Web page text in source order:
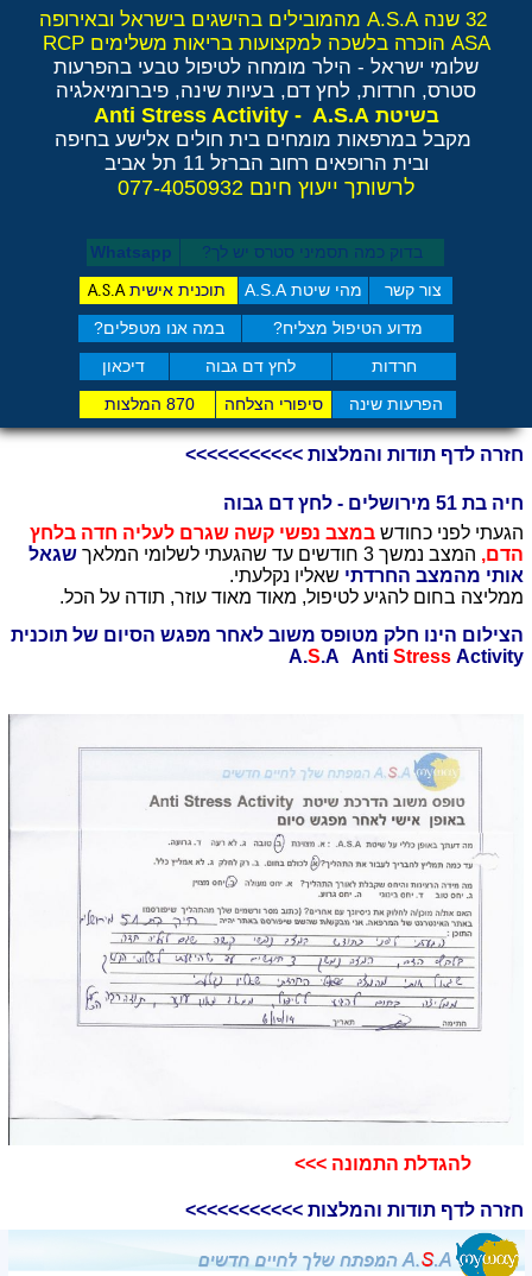
צור קשר מהי שיטת A.S.A תוכנית אישיתA.S.A
חרדות לחץ דם גבוה דיכאון
מדוע הטיפול מצליח? במה אנו מטפלים?
הפרעות שינה סיפורי הצלחה 870 המלצות
בדוק כמה תסמיני סט​רס יש לך? Whatsapp
32 שנה A.S.A מהמובילים בהישגים בישראל ובאירופה
ASA הוכרה בלשכה למקצועות בריאות משלימים RCP
שלומי ישראל - הילר מומחה לטיפול טבעי בהפרעות
סטרס, חרדות, לחץ דם, בעיות שינה, פיברומיאלגיה
בשיטת Anti Stress Activity - A.S.A
מקבל במרפאות מומחים בית חולים אלישע בחיפה
ובית הרופאים רחוב הברזל 11 תל אביב
לרשותך ייעוץ חינם 077-4050932
חיה בת 51 מירושלים - לחץ דם גבוה
הגעתי לפני כחודש במצב נפשי קשה שגרם לעליה חדה בלחץ
הדם, המצב נמשך 3 חודשים עד שהגעתי לשלומי המלאך
שגאל
אותי מהמצב החרדתי שאליו נקלעתי.
ממליצה בחום להגיע לטיפול, מאוד מאוד עוזר, תודה על הכל.
הצילום הינו חלק מטופס משוב לאחר מפגש הסיום של תוכנית
A.S.A AntiStress Activity
חזרה לדף תודות והמלצות >>>>>>>>>>>
חזרה לדף תודות והמלצות >>>>>>>>>>>
להגדלת התמונה >>>​